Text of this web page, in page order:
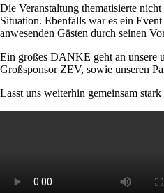
Die Veranstaltung thematisierte
Situation. Ebenfalls war es ein
anwesenden Gästen durch seinen
Ein großes DANKE geht an unsere
Großsponsor ZEV, sowie unseren
Lasst uns weiterhin gemeinsam